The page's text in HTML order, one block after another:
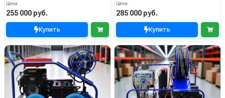
Цена
255 000 руб.
Купить
Цена
285 000 руб.
Купить